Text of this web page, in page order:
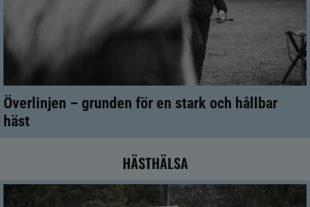
Överlinjen – grunden för en stark och hållbar
häst
HÄSTHÄLSA